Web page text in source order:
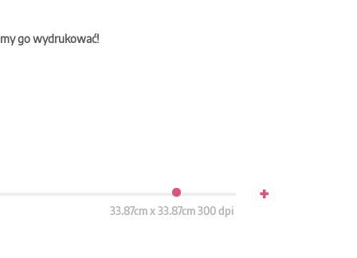
go wydrukować!
33.87cm x 33.87cm 300 dpi
+